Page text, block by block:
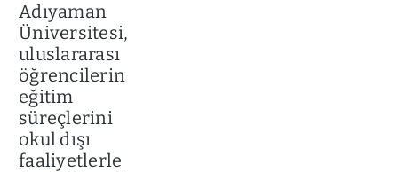
Adıyaman
Üniversitesi,
uluslararası
öğrencilerin
eğitim
süreçlerini
okul dışı
faaliyetlerle